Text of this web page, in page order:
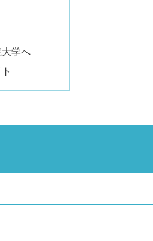
学へ